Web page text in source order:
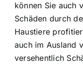
können Sie auch
Schäden durch
Haustiere
auch im Ausland
versehentlich